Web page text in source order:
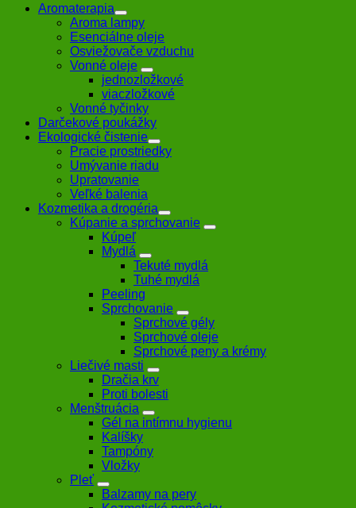
Aromaterapia
Aroma lampy
Esenciálne oleje
Osviežovače vzduchu
Vonné oleje
jednozložkové
viaczložkové
Vonné tyčinky
Darčekové poukážky
Ekologické čistenie
Pracie prostriedky
Umývanie riadu
Upratovanie
Veľké balenia
Kozmetika a drogéria
Kúpanie a sprchovanie
Kúpeľ
Mydlá
Tekuté mydlá
Tuhé mydlá
Peeling
Sprchovanie
Sprchové gély
Sprchové oleje
Sprchové peny a krémy
Liečivé masti
Dračia krv
Proti bolesti
Menštruácia
Gél na intímnu hygienu
Kalíšky
Tampóny
Vložky
Pleť
Balzamy na pery